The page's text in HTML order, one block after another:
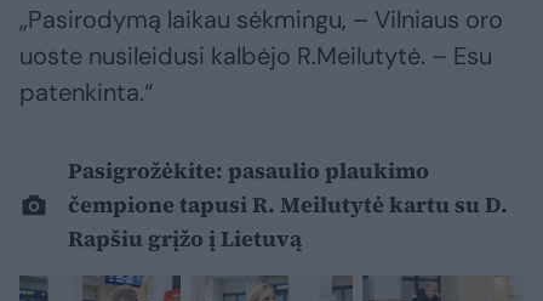
„Pasirodymą laikau sėkmingu, – Vilniaus oro
uoste nusileidusi kalbėjo R.Meilutytė. – Esu
patenkinta.“
Pasigrožėkite: pasaulio plaukimo
čempione tapusi R. Meilutytė kartu su D.
Rapšiu grįžo į Lietuvą